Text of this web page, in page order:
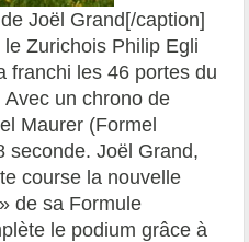
Joël Grand[/caption]
le Zurichois Philip Egli
franchi les 46 portes du
un chrono de
Maurer (Formel
seconde. Joël Grand,
course la nouvelle
de sa Formule
le podium grâce à